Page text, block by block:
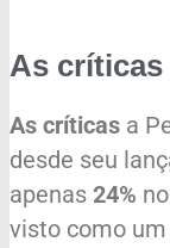
As críticas
As críticas a
desde seu
apenas 24%
visto como